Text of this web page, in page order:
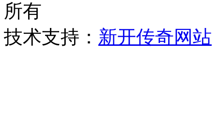
所有
技术支持： 新开传奇网站